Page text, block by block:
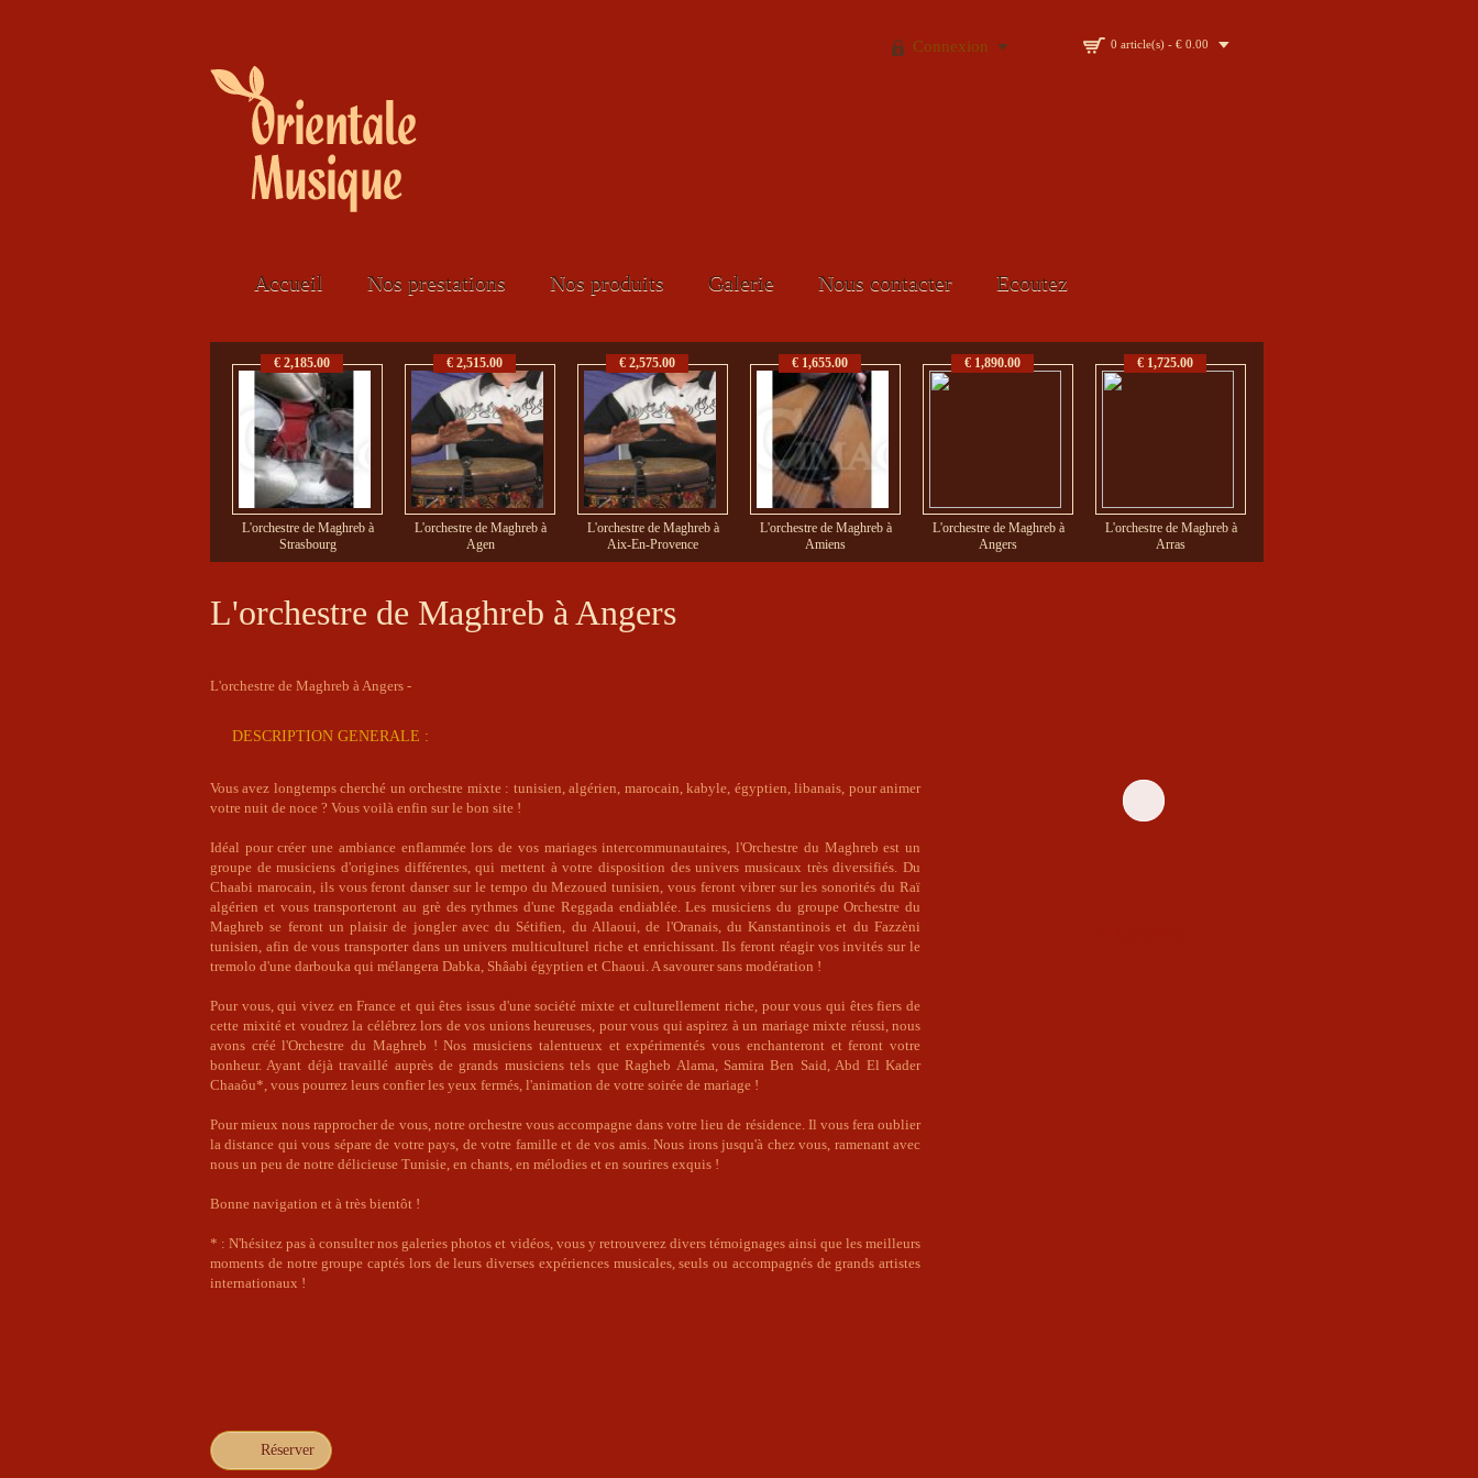
Connexion 0 article(s) - € 0.00
Accueil Nos prestations Nos produits Galerie Nous contacter Ecoutez
€ 2,185.00
L'orchestre de Maghreb à
Strasbourg
€ 2,515.00
L'orchestre de Maghreb à
Agen
€ 2,575.00
L'orchestre de Maghreb à
Aix-En-Provence
€ 1,655.00
L'orchestre de Maghreb à
Amiens
€ 1,890.00
L'orchestre de Maghreb à
Angers
€ 1,725.00
L'orchestre de Maghreb à
Arras
L'orchestre de Maghreb à Angers
L'orchestre de Maghreb à Angers -
DESCRIPTION GENERALE :
Vous avez longtemps cherché un orchestre mixte : tunisien, algérien, marocain, kabyle, égyptien, libanais, pour animer
votre nuit de noce ? Vous voilà enfin sur le bon site !
Idéal pour créer une ambiance enflammée lors de vos mariages intercommunautaires, l'Orchestre du Maghreb est un
groupe de musiciens d'origines différentes, qui mettent à votre disposition des univers musicaux très diversifiés. Du
Chaabi marocain, ils vous feront danser sur le tempo du Mezoued tunisien, vous feront vibrer sur les sonorités du Raï
algérien et vous transporteront au grè des rythmes d'une Reggada endiablée. Les musiciens du groupe Orchestre du
Maghreb se feront un plaisir de jongler avec du Sétifien, du Allaoui, de l'Oranais, du Kanstantinois et du Fazzèni
tunisien, afin de vous transporter dans un univers multiculturel riche et enrichissant. Ils feront réagir vos invités sur le
tremolo d'une darbouka qui mélangera Dabka, Shâabi égyptien et Chaoui. A savourer sans modération !
Pour vous, qui vivez en France et qui êtes issus d'une société mixte et culturellement riche, pour vous qui êtes fiers de
cette mixité et voudrez la célébrez lors de vos unions heureuses, pour vous qui aspirez à un mariage mixte réussi, nous
avons créé l'Orchestre du Maghreb ! Nos musiciens talentueux et expérimentés vous enchanteront et feront votre
bonheur. Ayant déjà travaillé auprès de grands musiciens tels que Ragheb Alama, Samira Ben Said, Abd El Kader
Chaaôu*, vous pourrez leurs confier les yeux fermés, l'animation de votre soirée de mariage !
Pour mieux nous rapprocher de vous, notre orchestre vous accompagne dans votre lieu de résidence. Il vous fera oublier
la distance qui vous sépare de votre pays, de votre famille et de vos amis. Nous irons jusqu'à chez vous, ramenant avec
nous un peu de notre délicieuse Tunisie, en chants, en mélodies et en sourires exquis !
Bonne navigation et à très bientôt !
* : N'hésitez pas à consulter nos galeries photos et vidéos, vous y retrouverez divers témoignages ainsi que les meilleurs
moments de notre groupe captés lors de leurs diverses expériences musicales, seuls ou accompagnés de grands artistes
internationaux !
Réserver
€ 1,890.00